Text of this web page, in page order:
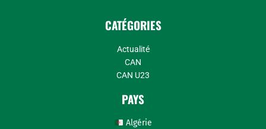
CATÉGORIES
Actualité
CAN
CAN U23
PAYS
Algérie